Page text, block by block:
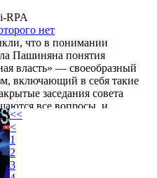
RPA
нет
что в понимании
Пашиняна понятия
власть» — своеобразный
включающий в себя такие
заседания совета
все вопросы, и
парламента, где эти
утверждаются, и многие
эти взаимоотношения
и проанализированы, и тогда
поймем суть и цели
<<
<
1
2
3